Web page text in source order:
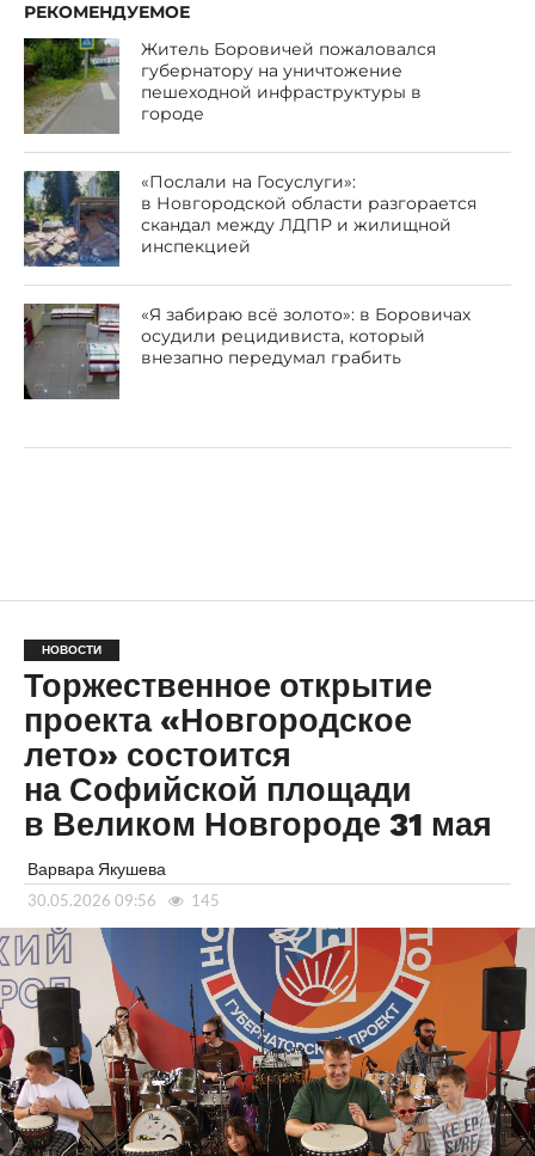
РЕКОМЕНДУЕМОЕ
Житель Боровичей пожаловался
губернатору на уничтожение
пешеходной инфраструктуры в
городе
«Послали на Госуслуги»:
в Новгородской области разгорается
скандал между ЛДПР и жилищной
инспекцией
«Я забираю всё золото»: в Боровичах
осудили рецидивиста, который
внезапно передумал грабить
НОВОСТИ
Торжественное открытие
проекта «Новгородское
лето» состоится
на Софийской площади
в Великом Новгороде 31 мая
Варвара Якушева
30.05.2026 09:56 145